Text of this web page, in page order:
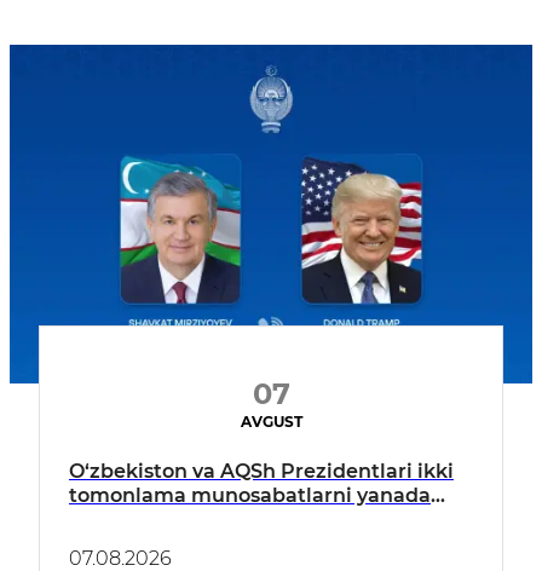
07
AVGUST
O‘zbekiston va AQSh Prezidentlari ikki
tomonlama munosabatlarni yanada
07.08.2026